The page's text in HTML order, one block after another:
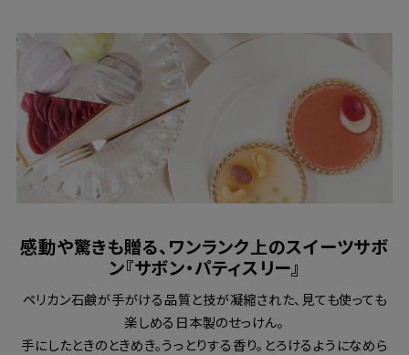
感動や驚きも贈る、ワンランク上のスイーツサボ
ン『サボン・パティスリー』
ペリカン石鹸が手がける品質と技が凝縮された、見ても使っても
楽しめる日本製のせっけん。
手にしたときのときめき。うっとりする香り。とろけるようになめら